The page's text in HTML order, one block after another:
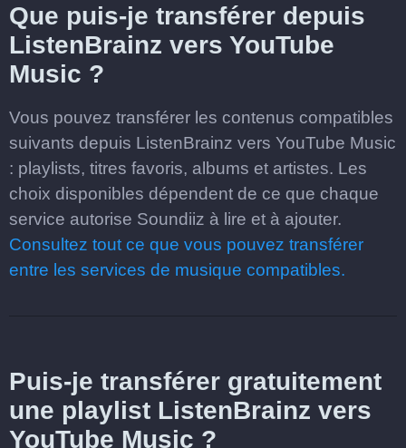
Que puis-je transférer depuis
ListenBrainz vers YouTube
Music ?
Vous pouvez transférer les contenus compatibles
suivants depuis ListenBrainz vers YouTube Music
: playlists, titres favoris, albums et artistes. Les
choix disponibles dépendent de ce que chaque
service autorise Soundiiz à lire et à ajouter.
Consultez tout ce que vous pouvez transférer
entre les services de musique compatibles.
Puis-je transférer gratuitement
une playlist ListenBrainz vers
YouTube Music ?